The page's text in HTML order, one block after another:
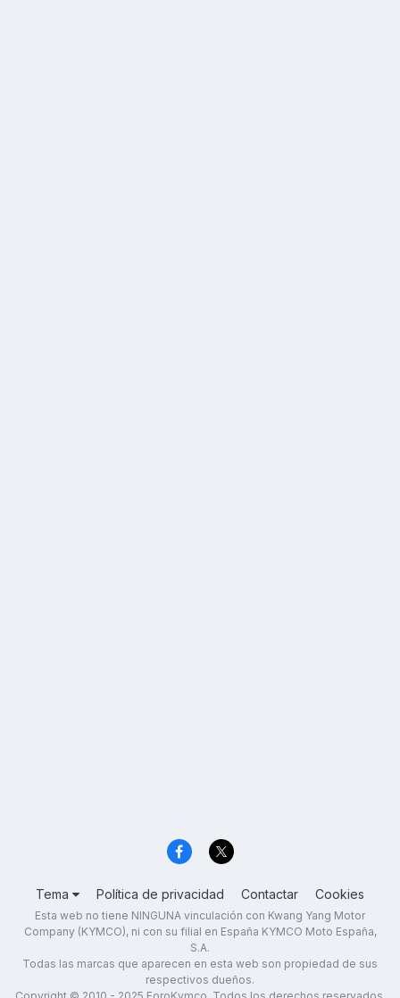
Tema Política de privacidad Contactar Cookies
Esta web no tiene NINGUNA vinculación con Kwang Yang Motor
Company (KYMCO), ni con su filial en España KYMCO Moto España,
S.A.
Todas las marcas que aparecen en esta web son propiedad de sus
respectivos dueños.